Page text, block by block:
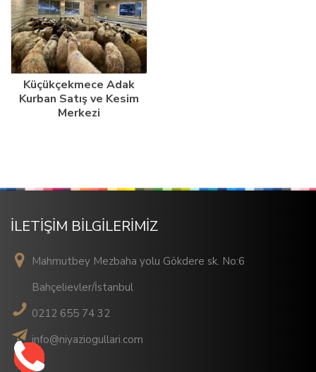
Küçükçekmece Adak
Kurban Satış ve Kesim
Merkezi
İLETİŞİM BİLGİLERİMİZ
Mahmutbey Mezbaha yolu Gökdere sk. No:6
Bahçelievler/İstanbul
0212 655 74 32
info@niyaziogullari.com